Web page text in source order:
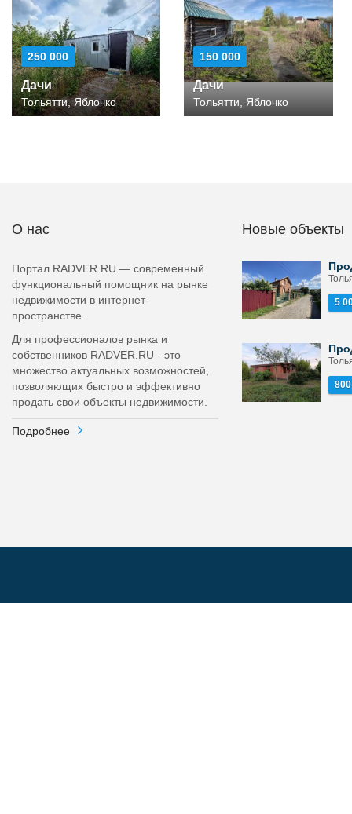
250 000
Дачи
Тольятти, Яблочко
150 000
Дачи
Тольятти, Яблочко
О нас
Портал RADVER.RU — современный
функциональный помощник на рынке
недвижимости в интернет-
пространстве.
Для профессионалов рынка и
собственников RADVER.RU - это
множество актуальных возможностей,
позволяющих быстро и эффективно
продать свои объекты недвижимости.
Подробнее
Новые объекты
5